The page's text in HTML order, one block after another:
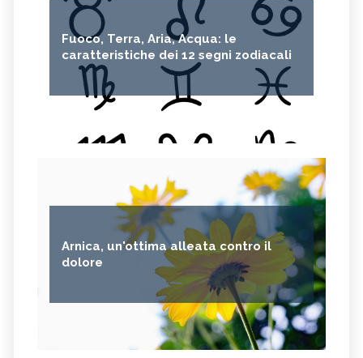
Fuoco, Terra, Aria, Acqua: le
caratteristiche dei 12 segni zodiacali
Arnica, un'ottima alleata contro il
dolore